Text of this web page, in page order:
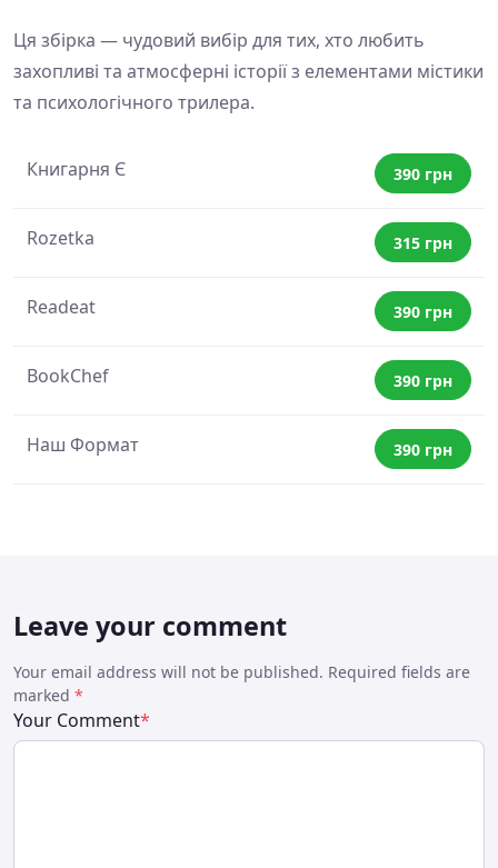
Ця збірка — чудовий вибір для тих, хто любить
захопливі та атмосферні історії з елементами містики
та психологічного трилера.
Книгарня Є 390 грн
Rozetka 315 грн
Readeat 390 грн
BookChef 390 грн
Наш Формат 390 грн
Leave your comment
Your email address will not be published. Required fields are
marked *
Your Comment*